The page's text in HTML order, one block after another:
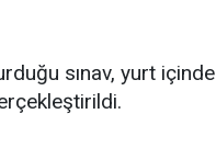
sınav, yurt